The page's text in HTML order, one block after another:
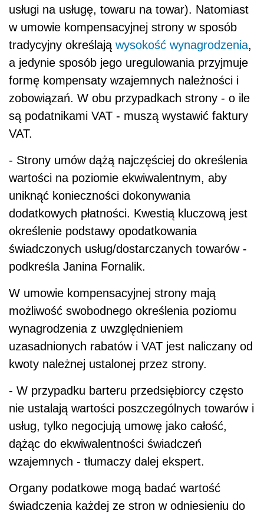
usługi na usługę, towaru na towar). Natomiast
w umowie kompensacyjnej strony w sposób
tradycyjny określają wysokość wynagrodzenia,
a jedynie sposób jego uregulowania przyjmuje
formę kompensaty wzajemnych należności i
zobowiązań. W obu przypadkach strony - o ile
są podatnikami VAT - muszą wystawić faktury
VAT.
- Strony umów dążą najczęściej do określenia
wartości na poziomie ekwiwalentnym, aby
uniknąć konieczności dokonywania
dodatkowych płatności. Kwestią kluczową jest
określenie podstawy opodatkowania
świadczonych usług/dostarczanych towarów -
podkreśla Janina Fornalik.
W umowie kompensacyjnej strony mają
możliwość swobodnego określenia poziomu
wynagrodzenia z uwzględnieniem
uzasadnionych rabatów i VAT jest naliczany od
kwoty należnej ustalonej przez strony.
- W przypadku barteru przedsiębiorcy często
nie ustalają wartości poszczególnych towarów i
usług, tylko negocjują umowę jako całość,
dążąc do ekwiwalentności świadczeń
wzajemnych - tłumaczy dalej ekspert.
Organy podatkowe mogą badać wartość
świadczenia każdej ze stron w odniesieniu do